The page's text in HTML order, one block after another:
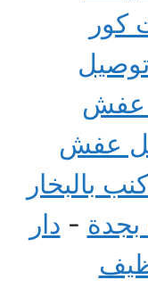
كور
عفش
عفش
بالبخار
- دار